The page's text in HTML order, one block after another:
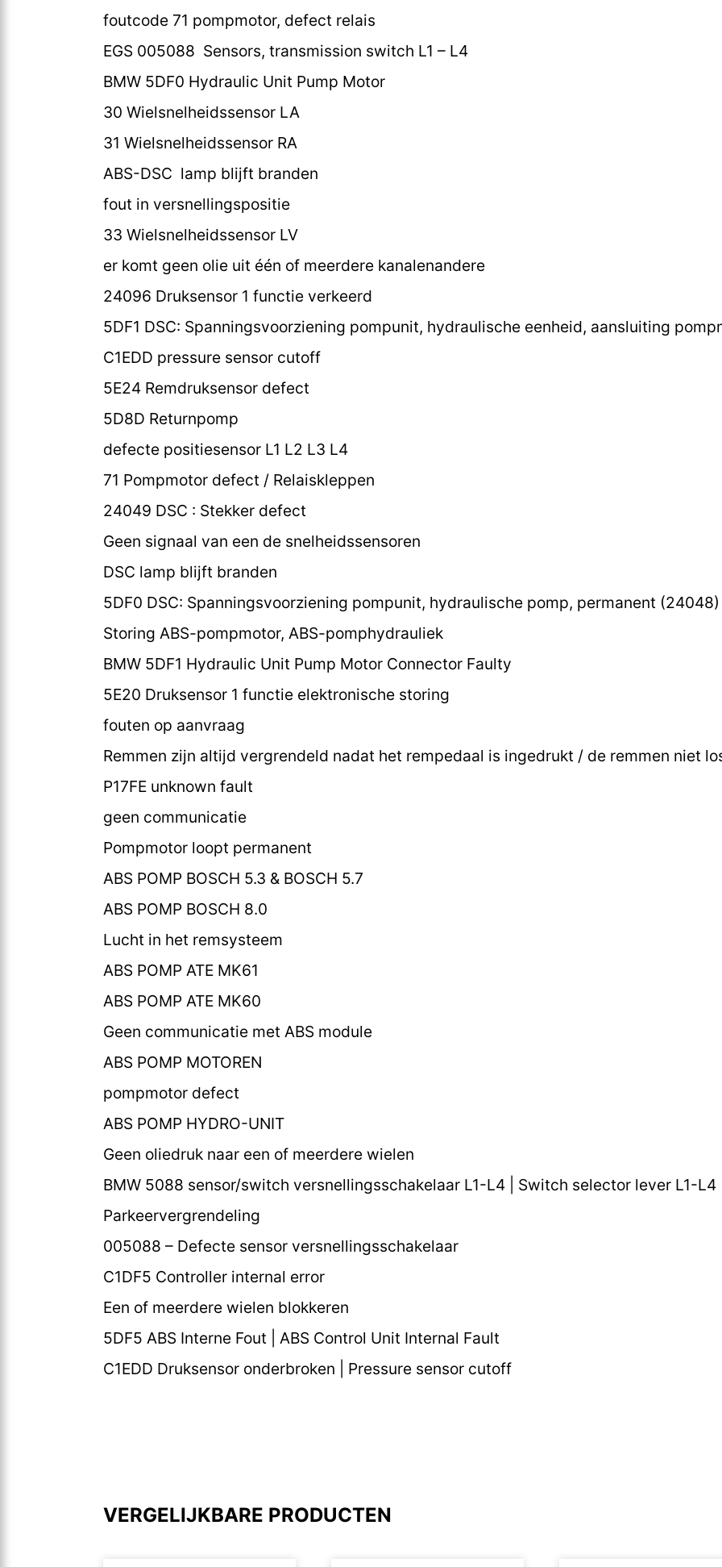
foutcode 71 pompmotor, defect relais
EGS 005088 Sensors, transmission switch L1 – L4
BMW 5DF0 Hydraulic Unit Pump Motor
30 Wielsnelheidssensor LA
31 Wielsnelheidssensor RA
ABS-DSC lamp blijft branden
fout in versnellingspositie
33 Wielsnelheidssensor LV
er komt geen olie uit één of meerdere kanalenandere
24096 Druksensor 1 functie verkeerd
5DF1 DSC: Spanningsvoorziening pompunit, hydraulische eenheid, aansluiting
C1EDD pressure sensor cutoff
5E24 Remdruksensor defect
5D8D Returnpomp
defecte positiesensor L1 L2 L3 L4
71 Pompmotor defect / Relaiskleppen
24049 DSC : Stekker defect
Geen signaal van een de snelheidssensoren
DSC lamp blijft branden
5DF0 DSC: Spanningsvoorziening pompunit, hydraulische pomp, permanent (24048)
Storing ABS-pompmotor, ABS-pomphydrauliek
BMW 5DF1 Hydraulic Unit Pump Motor Connector Faulty
5E20 Druksensor 1 functie elektronische storing
fouten op aanvraag
Remmen zijn altijd vergrendeld nadat het rempedaal is ingedrukt / de remmen niet
P17FE unknown fault
geen communicatie
Pompmotor loopt permanent
ABS POMP BOSCH 5.3 & BOSCH 5.7
ABS POMP BOSCH 8.0
Lucht in het remsysteem
ABS POMP ATE MK61
ABS POMP ATE MK60
Geen communicatie met ABS module
ABS POMP MOTOREN
pompmotor defect
ABS POMP HYDRO-UNIT
Geen oliedruk naar een of meerdere wielen
BMW 5088 sensor/switch versnellingsschakelaar L1-L4 | Switch selector lever L1-L4
Parkeervergrendeling
005088 – Defecte sensor versnellingsschakelaar
C1DF5 Controller internal error
Een of meerdere wielen blokkeren
5DF5 ABS Interne Fout | ABS Control Unit Internal Fault
C1EDD Druksensor onderbroken | Pressure sensor cutoff
VERGELIJKBARE PRODUCTEN